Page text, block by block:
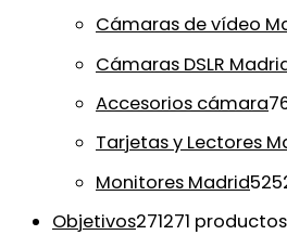
Cámaras de vídeo
Cámaras DSLR
Accesorios cámara
Tarjetas y Lectores
Monitores Madrid52
Objetivos271271 productos